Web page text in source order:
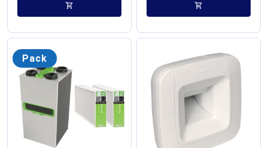
shopping_cart shopping_cart
Pack